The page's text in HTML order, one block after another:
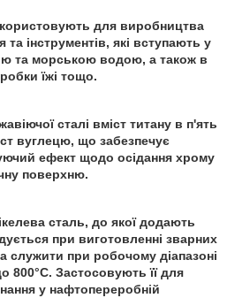
для виробництва
та інструментів, які вступають у
та морською водою, а також в
їжі тощо.
сталі вміст титану в п'ять
вуглецю, що забезпечує
ефект щодо осідання хрому
поверхню.
сталь, до якої додають
при виготовленні зварних
служити при робочому діапазоні
800°С. Застосовують її для
у нафтопереробній